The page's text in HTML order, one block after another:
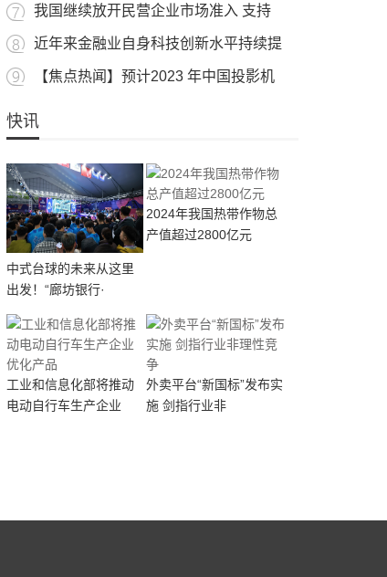
我国继续放开民营企业市场准入 支持
近年来金融业自身科技创新水平持续提
【焦点热闻】预计2023 年中国投影机
快讯
中式台球的未来从这里
出发！“廊坊银行·
2024年我国热带作物总
产值超过2800亿元
工业和信息化部将推动
电动自行车生产企业
外卖平台“新国标”发布实
施 剑指行业非